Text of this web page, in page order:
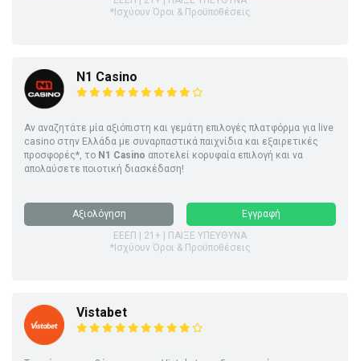
*Ισχύουν Όροι & Προϋποθέσεις
N1 Casino
Αν αναζητάτε μία αξιόπιστη και γεμάτη επιλογές πλατφόρμα για live
casino στην Ελλάδα με συναρπαστικά παιχνίδια και εξαιρετικές
προσφορές*, το N1 Casino αποτελεί κορυφαία επιλογή και να
απολαύσετε ποιοτική διασκέδαση!
Αξιολόγηση
Εγγραφή
ΕΕΕΠ | 21+ | ΠΑΙΞΕ ΥΠΕΥΘΥΝΑ
*Ισχύουν Όροι & Προϋποθέσεις
Vistabet